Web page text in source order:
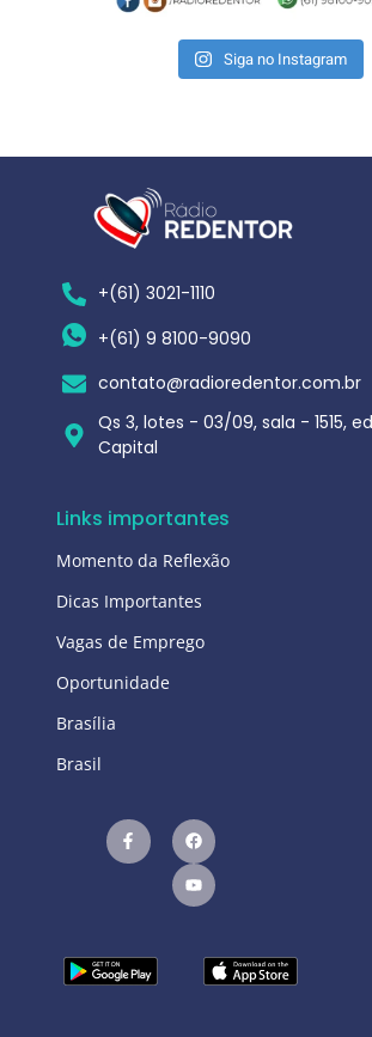
Siga no Instagram
+(61) 3021-1110
+(61) 9 8100-9090
contato@radioredentor.com.br
Qs 3, lotes - 03/09, sala - 1515,
Capital
Links importantes
Momento da Reflexão
Dicas Importantes
Vagas de Emprego
Oportunidade
Brasília
Brasil